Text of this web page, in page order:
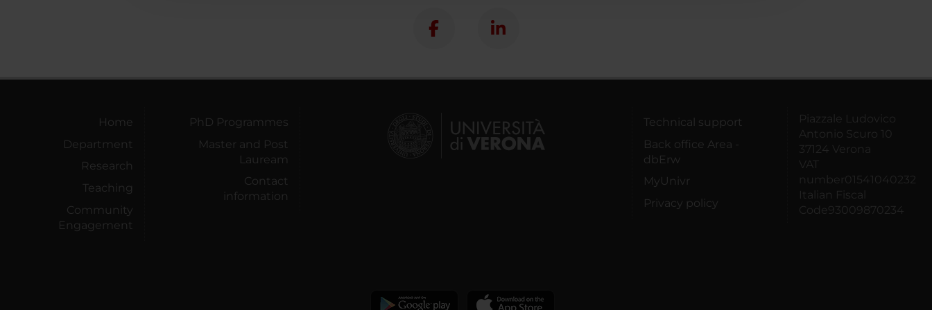
Home
Department
Research
Teaching
Community
Engagement
PhD Programmes
Master and Post
Lauream
Contact
information
Technical support
Back office Area -
dbErw
MyUnivr
Privacy policy
Piazzale Ludovico
Antonio Scuro 10
37124 Verona
VAT
number01541040232
Italian Fiscal
Code93009870234